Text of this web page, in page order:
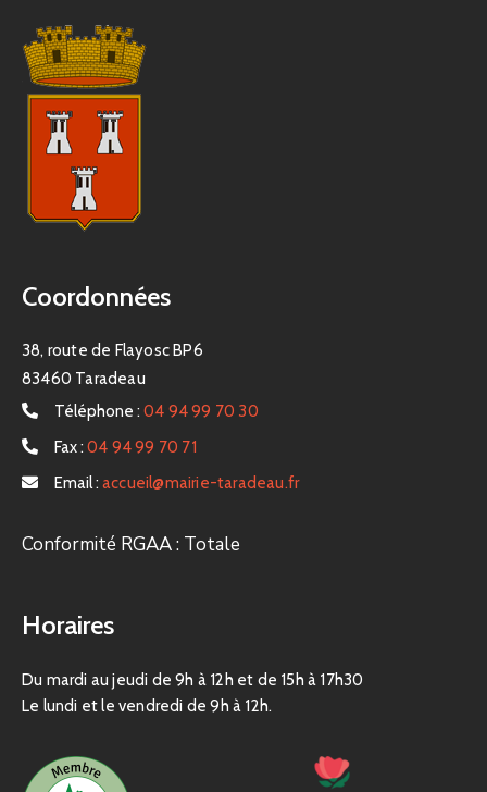
Coordonnées
38, route de Flayosc BP6
83460 Taradeau
Téléphone : 04 94 99 70 30
Fax : 04 94 99 70 71
Email : accueil@mairie-taradeau.fr
Conformité RGAA : Totale
Horaires
Du mardi au jeudi de 9h à 12h et de 15h à 17h30
Le lundi et le vendredi de 9h à 12h.